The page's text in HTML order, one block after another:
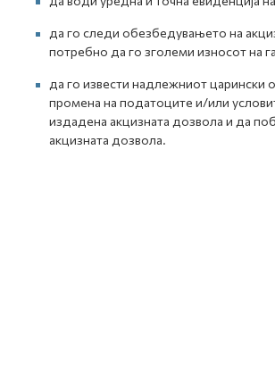
да го следи обезбедувањето на
потребно да го зголеми износот на
да го извести надлежниот царински
промена на податоците и/или
издадена акцизната дозвола и да
акцизната дозвола.